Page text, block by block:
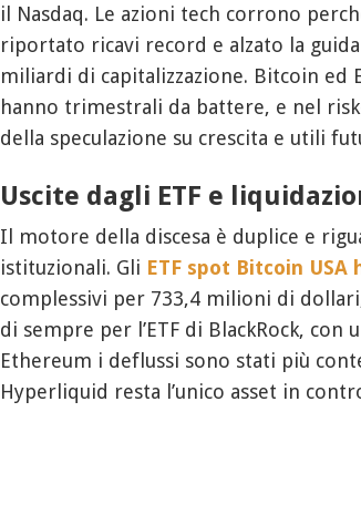
il Nasdaq. Le azioni tech corrono
riportato ricavi record e alzato la
miliardi di capitalizzazione. Bitcoin
hanno trimestrali da battere, e nel
della speculazione su crescita e utili
Uscite dagli ETF e
Il motore della discesa è duplice e
istituzionali. Gli ETF spot Bitcoin
complessivi per 733,4 milioni di
di sempre per l’ETF di BlackRock, con
Ethereum i deflussi sono stati più
Hyperliquid resta l’unico asset in